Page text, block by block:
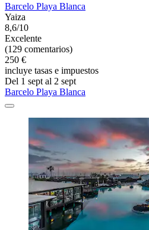
Barcelo Playa Blanca
Yaiza
8,6/10
Excelente
(129 comentarios)
250 €
incluye tasas e impuestos
Del 1 sept al 2 sept
Barcelo Playa Blanca